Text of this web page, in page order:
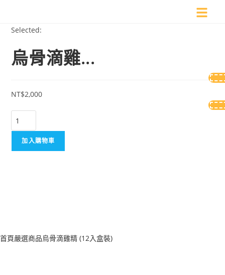
Selected:
烏骨滴雞...
NT$2,000
加入購物車
首頁嚴選商品烏骨滴雞精 (12入盒裝)